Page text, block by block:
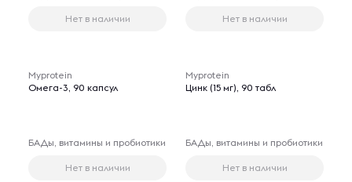
Нет в наличии Нет в наличии
Myprotein
Омега-3, 90 капсул
БАДы, витамины и пробиотики
Нет в наличии
Myprotein
Цинк (15 мг), 90 табл
БАДы, витамины и пробиотики
Нет в наличии